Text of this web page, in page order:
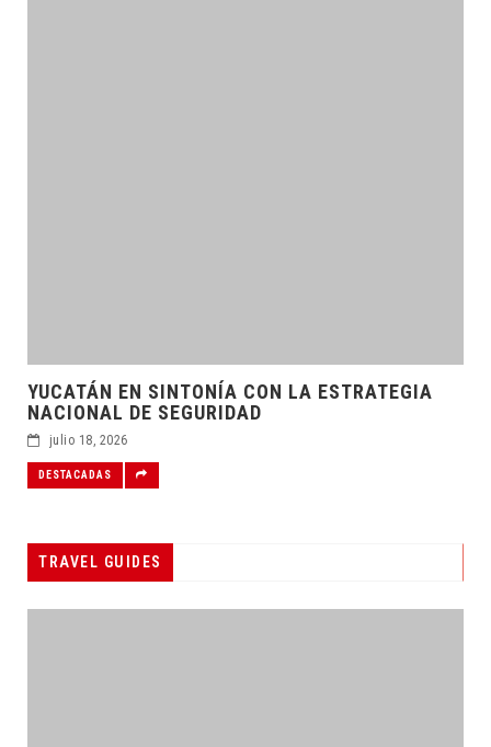
YUCATÁN EN SINTONÍA CON LA ESTRATEGIA
NACIONAL DE SEGURIDAD
julio 18, 2026
DESTACADAS
TRAVEL GUIDES